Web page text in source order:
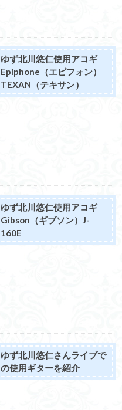
ゆず北川悠仁使用アコギ
Epiphone（エピフォン）
TEXAN（テキサン）
ゆず北川悠仁使用アコギ
Gibson（ギブソン）J-
160E
ゆず北川悠仁さんライブで
の使用ギターを紹介